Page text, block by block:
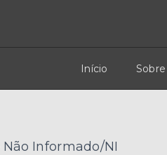
Início Sobre
Informado/NI